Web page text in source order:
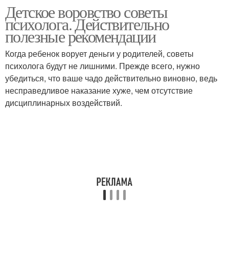
Детское воровство советы
психолога. Действительно
полезные рекомендации
Когда ребенок ворует деньги у родителей, советы
психолога будут не лишними. Прежде всего, нужно
убедиться, что ваше чадо действительно виновно, ведь
несправедливое наказание хуже, чем отсутствие
дисциплинарных воздействий.